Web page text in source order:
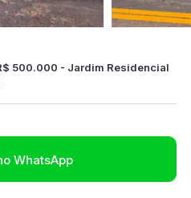
500.000 - Jardim Residencial
WhatsApp